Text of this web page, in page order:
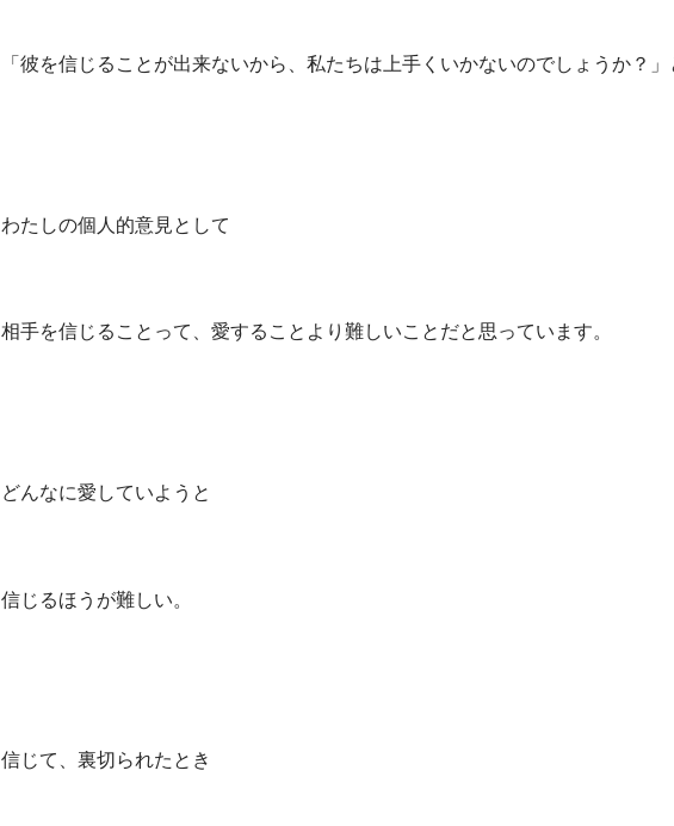
「彼を信じることが出来ないから、私たちは上手くいかないのでしょうか？」
わたしの個人的意見として
相手を信じることって、愛することより難しいことだと思っています。
どんなに愛していようと
信じるほうが難しい。
信じて、裏切られたとき